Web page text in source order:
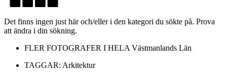
Det finns ingen just här och/eller i den kategori du sökte på. Prova
att ändra i din sökning.
FLER FOTOGRAFER I HELA Västmanlands Län
TAGGAR: Arkitektur